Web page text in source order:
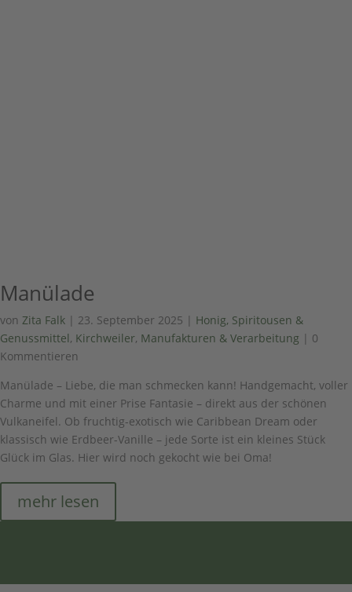
Manülade
von Zita Falk | 23. September 2025 | Honig, Spiritousen &
Genussmittel, Kirchweiler, Manufakturen & Verarbeitung | 0
Kommentieren
Manülade – Liebe, die man schmecken kann! Handgemacht, voller
Charme und mit einer Prise Fantasie – direkt aus der schönen
Vulkaneifel. Ob fruchtig-exotisch wie Caribbean Dream oder
klassisch wie Erdbeer-Vanille – jede Sorte ist ein kleines Stück
Glück im Glas. Hier wird noch gekocht wie bei Oma!
mehr lesen